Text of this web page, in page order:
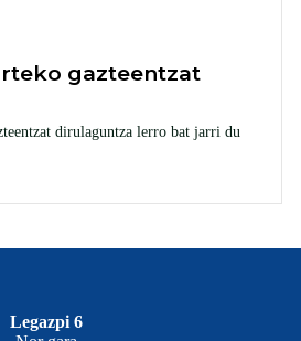
gazteentzat
dirulaguntza lerro bat jarri du
Legazpi 6